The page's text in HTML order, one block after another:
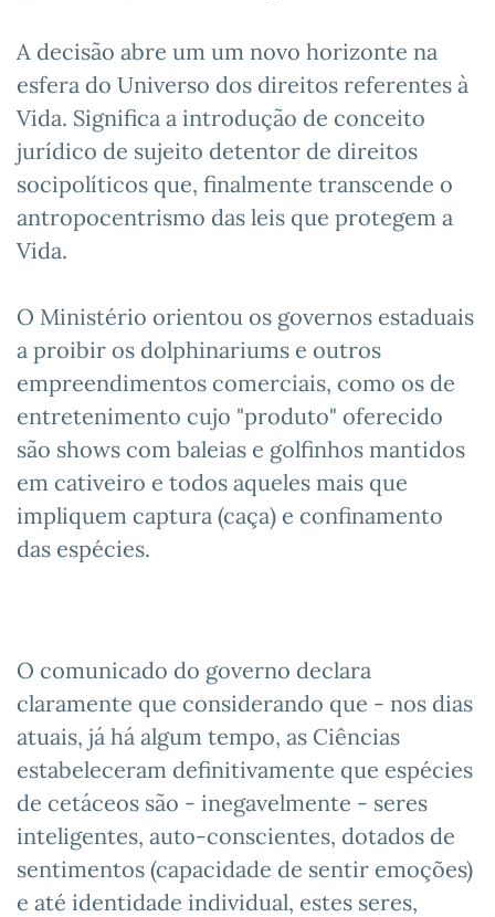
A decisão abre um um novo horizonte na
esfera do Universo dos direitos referentes à
Vida. Significa a introdução de conceito
jurídico de sujeito detentor de direitos
socipolíticos que, finalmente transcende o
antropocentrismo das leis que protegem a
Vida.
O Ministério orientou os governos estaduais
a proibir os dolphinariums e outros
empreendimentos comerciais, como os de
entretenimento cujo "produto" oferecido
são shows com baleias e golfinhos mantidos
em cativeiro e todos aqueles mais que
impliquem captura (caça) e confinamento
das espécies.
O comunicado do governo declara
claramente que considerando que - nos dias
atuais, já há algum tempo, as Ciências
estabeleceram definitivamente que espécies
de cetáceos são - inegavelmente - seres
inteligentes, auto-conscientes, dotados de
sentimentos (capacidade de sentir emoções)
e até identidade individual, estes seres,